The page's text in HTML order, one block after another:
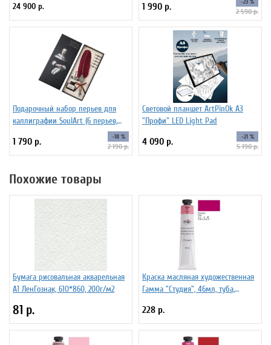
24 900 р. 1 990 р. -23 %
2 590 р.
Подарочный набор перьев для
каллиграфии SoulArt (6 перьев,
1 790 р. -18 %
2 190 р.
Световой планшет ArtPinOk А3
"Профи" LED Light Pad
4 090 р. -21 %
5 190 р.
Похожие товары
Бумага рисовальная акварельная
А1 ЛенГознак, 610*860, 200г/м2
81 р.
Краска масляная художественная
Гамма "Студия", 46мл, туба,
228 р.